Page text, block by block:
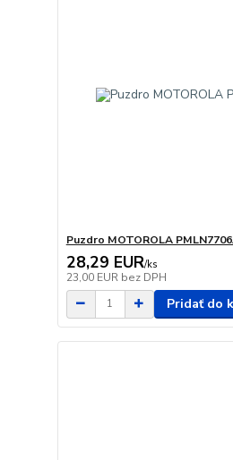
Puzdro MOTOROLA
28,29 EUR/ks
23,00 EUR bez DPH
Pridať do